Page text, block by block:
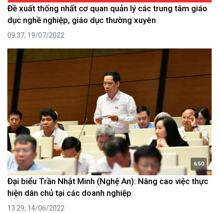
Đề xuất thống nhất cơ quan quản lý các trung tâm giáo
dục nghề nghiệp, giáo dục thường xuyên
09:37, 19/07/2022
6:50
Đại biểu Trần Nhật Minh (Nghệ An): Nâng cao việc thực
hiện dân chủ tại các doanh nghiệp
13:29, 14/06/2022